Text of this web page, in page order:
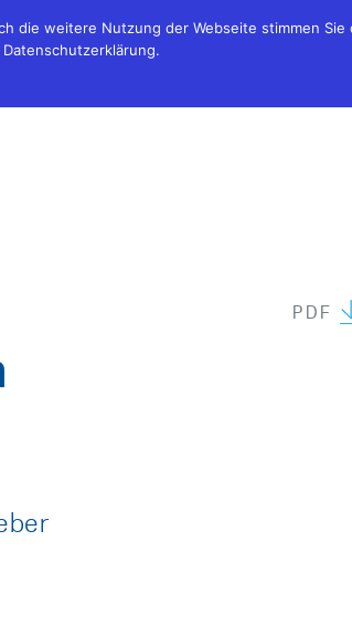
PDF
die weitere Nutzung der Webseite stimmen Sie